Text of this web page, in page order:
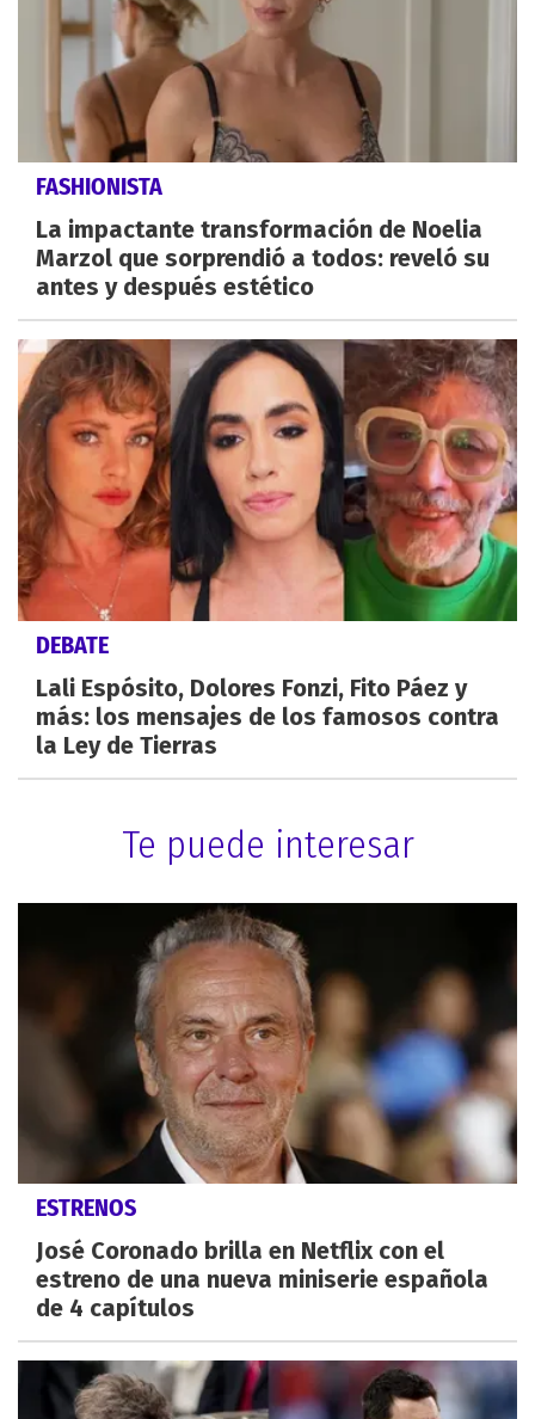
FASHIONISTA
La impactante transformación de Noelia
Marzol que sorprendió a todos: reveló su
antes y después estético
DEBATE
Lali Espósito, Dolores Fonzi, Fito Páez y
más: los mensajes de los famosos contra
la Ley de Tierras
Te puede interesar
ESTRENOS
José Coronado brilla en Netflix con el
estreno de una nueva miniserie española
de 4 capítulos